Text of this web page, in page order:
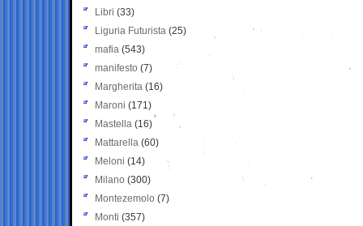
Libri (33)
Liguria Futurista (25)
mafia (543)
manifesto (7)
Margherita (16)
Maroni (171)
Mastella (16)
Mattarella (60)
Meloni (14)
Milano (300)
Montezemolo (7)
Monti (357)